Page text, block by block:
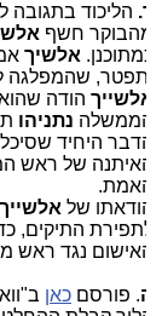
הליכוד בתגובה
חשף
אלשיך
שהמפלגה
הודה שהוא
נתניהו
היחיד שסיכל
של ראש
שלאלשייך
התיקים,
נגד ראש
. פורסםכאן